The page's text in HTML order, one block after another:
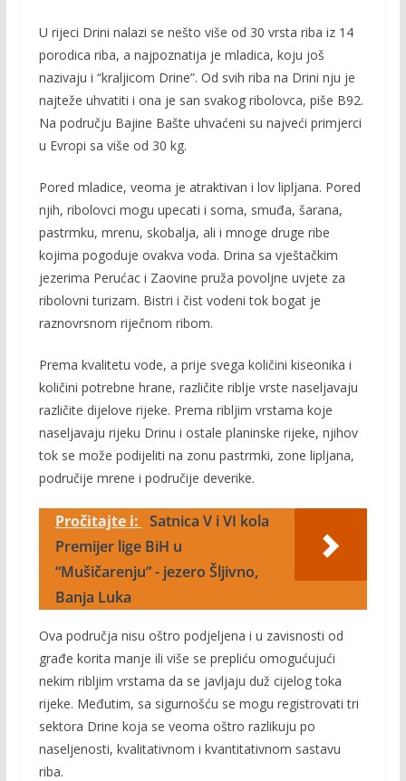
U rijeci Drini nalazi se nešto više od 30 vrsta riba iz 14
porodica riba, a najpoznatija je mladica, koju još
nazivaju i “kraljicom Drine”. Od svih riba na Drini nju je
najteže uhvatiti i ona je san svakog ribolovca, piše B92.
Na području Bajine Bašte uhvaćeni su najveći primjerci
u Evropi sa više od 30 kg.
Pored mladice, veoma je atraktivan i lov lipljana. Pored
njih, ribolovci mogu upecati i soma, smuđa, šarana,
pastrmku, mrenu, skobalja, ali i mnoge druge ribe
kojima pogoduje ovakva voda. Drina sa vještačkim
jezerima Perućac i Zaovine pruža povoljne uvjete za
ribolovni turizam. Bistri i čist vodeni tok bogat je
raznovrsnom riječnom ribom.
Prema kvalitetu vode, a prije svega količini kiseonika i
količini potrebne hrane, različite riblje vrste naseljavaju
različite dijelove rijeke. Prema ribljim vrstama koje
naseljavaju rijeku Drinu i ostale planinske rijeke, njihov
tok se može podijeliti na zonu pastrmki, zone lipljana,
područije mrene i područije deverike.
Pročitajte i: Satnica V i VI kola
Premijer lige BiH u
“Mušičarenju” - jezero Šljivno,
Banja Luka
Ova područja nisu oštro podjeljena i u zavisnosti od
građe korita manje ili više se prepliću omogućujući
nekim ribljim vrstama da se javljaju duž cijelog toka
rijeke. Međutim, sa sigurnošću se mogu registrovati tri
sektora Drine koja se veoma oštro razlikuju po
naseljenosti, kvalitativnom i kvantitativnom sastavu
riba.